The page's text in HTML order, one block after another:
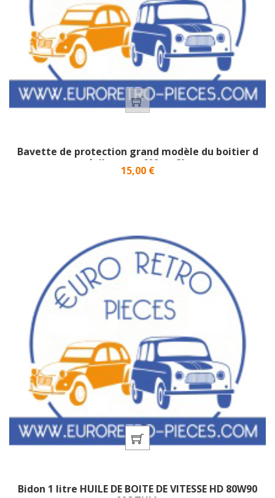
Bavette de protection grand modèle du boitier d
´allumage 602 cm3}
Prix
15,00 €
Bidon 1 litre HUILE DE BOITE DE VITESSE HD 80W90